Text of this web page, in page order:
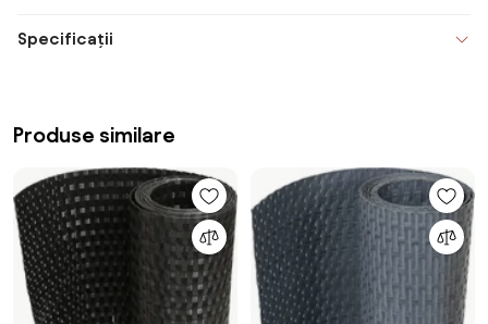
Specificații
Produse similare